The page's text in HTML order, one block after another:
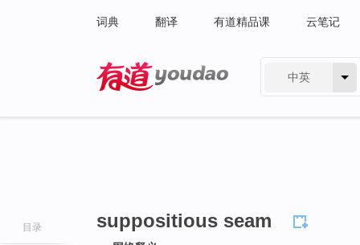
词典 翻译 有道精品课 云笔记
中英
目录 suppositious seam